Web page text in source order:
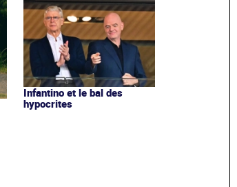
Infantino et le bal des
hypocrites